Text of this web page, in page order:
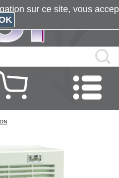
sur ce site, vous